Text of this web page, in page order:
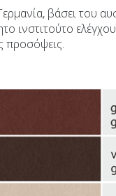
βάσει του
ινστιτούτο
προσόψεις.